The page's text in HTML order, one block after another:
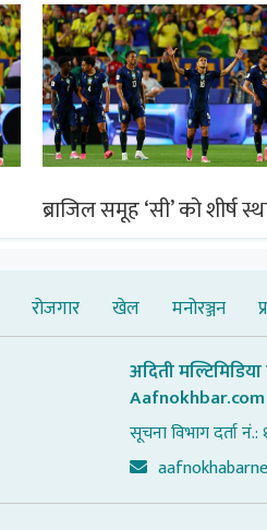
ब्राजिल समूह ‘सी’ को शीर्ष
रोजगार खेल मनोरञ्जन
अदिती मल्टिमिडिया
Aafnokhbar.com
सूचना विभाग दर्ता